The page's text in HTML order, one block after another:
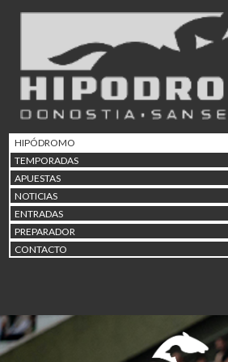
HIPÓDROMO
TEMPORADAS
APUESTAS
NOTICIAS
ENTRADAS
PREPARADOR
CONTACTO
02/08 17:30
12/08 12:24
15/08 17:05
23/08 17:30
30/08 17:30
02/09 11:15
06/09 17:30
30/09 11:30